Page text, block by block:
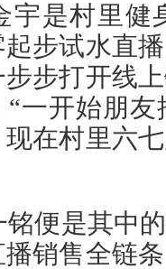
宇是村里健
步试水直
步打开线
“一开始朋
在村里六
铭便是其中
销售全链